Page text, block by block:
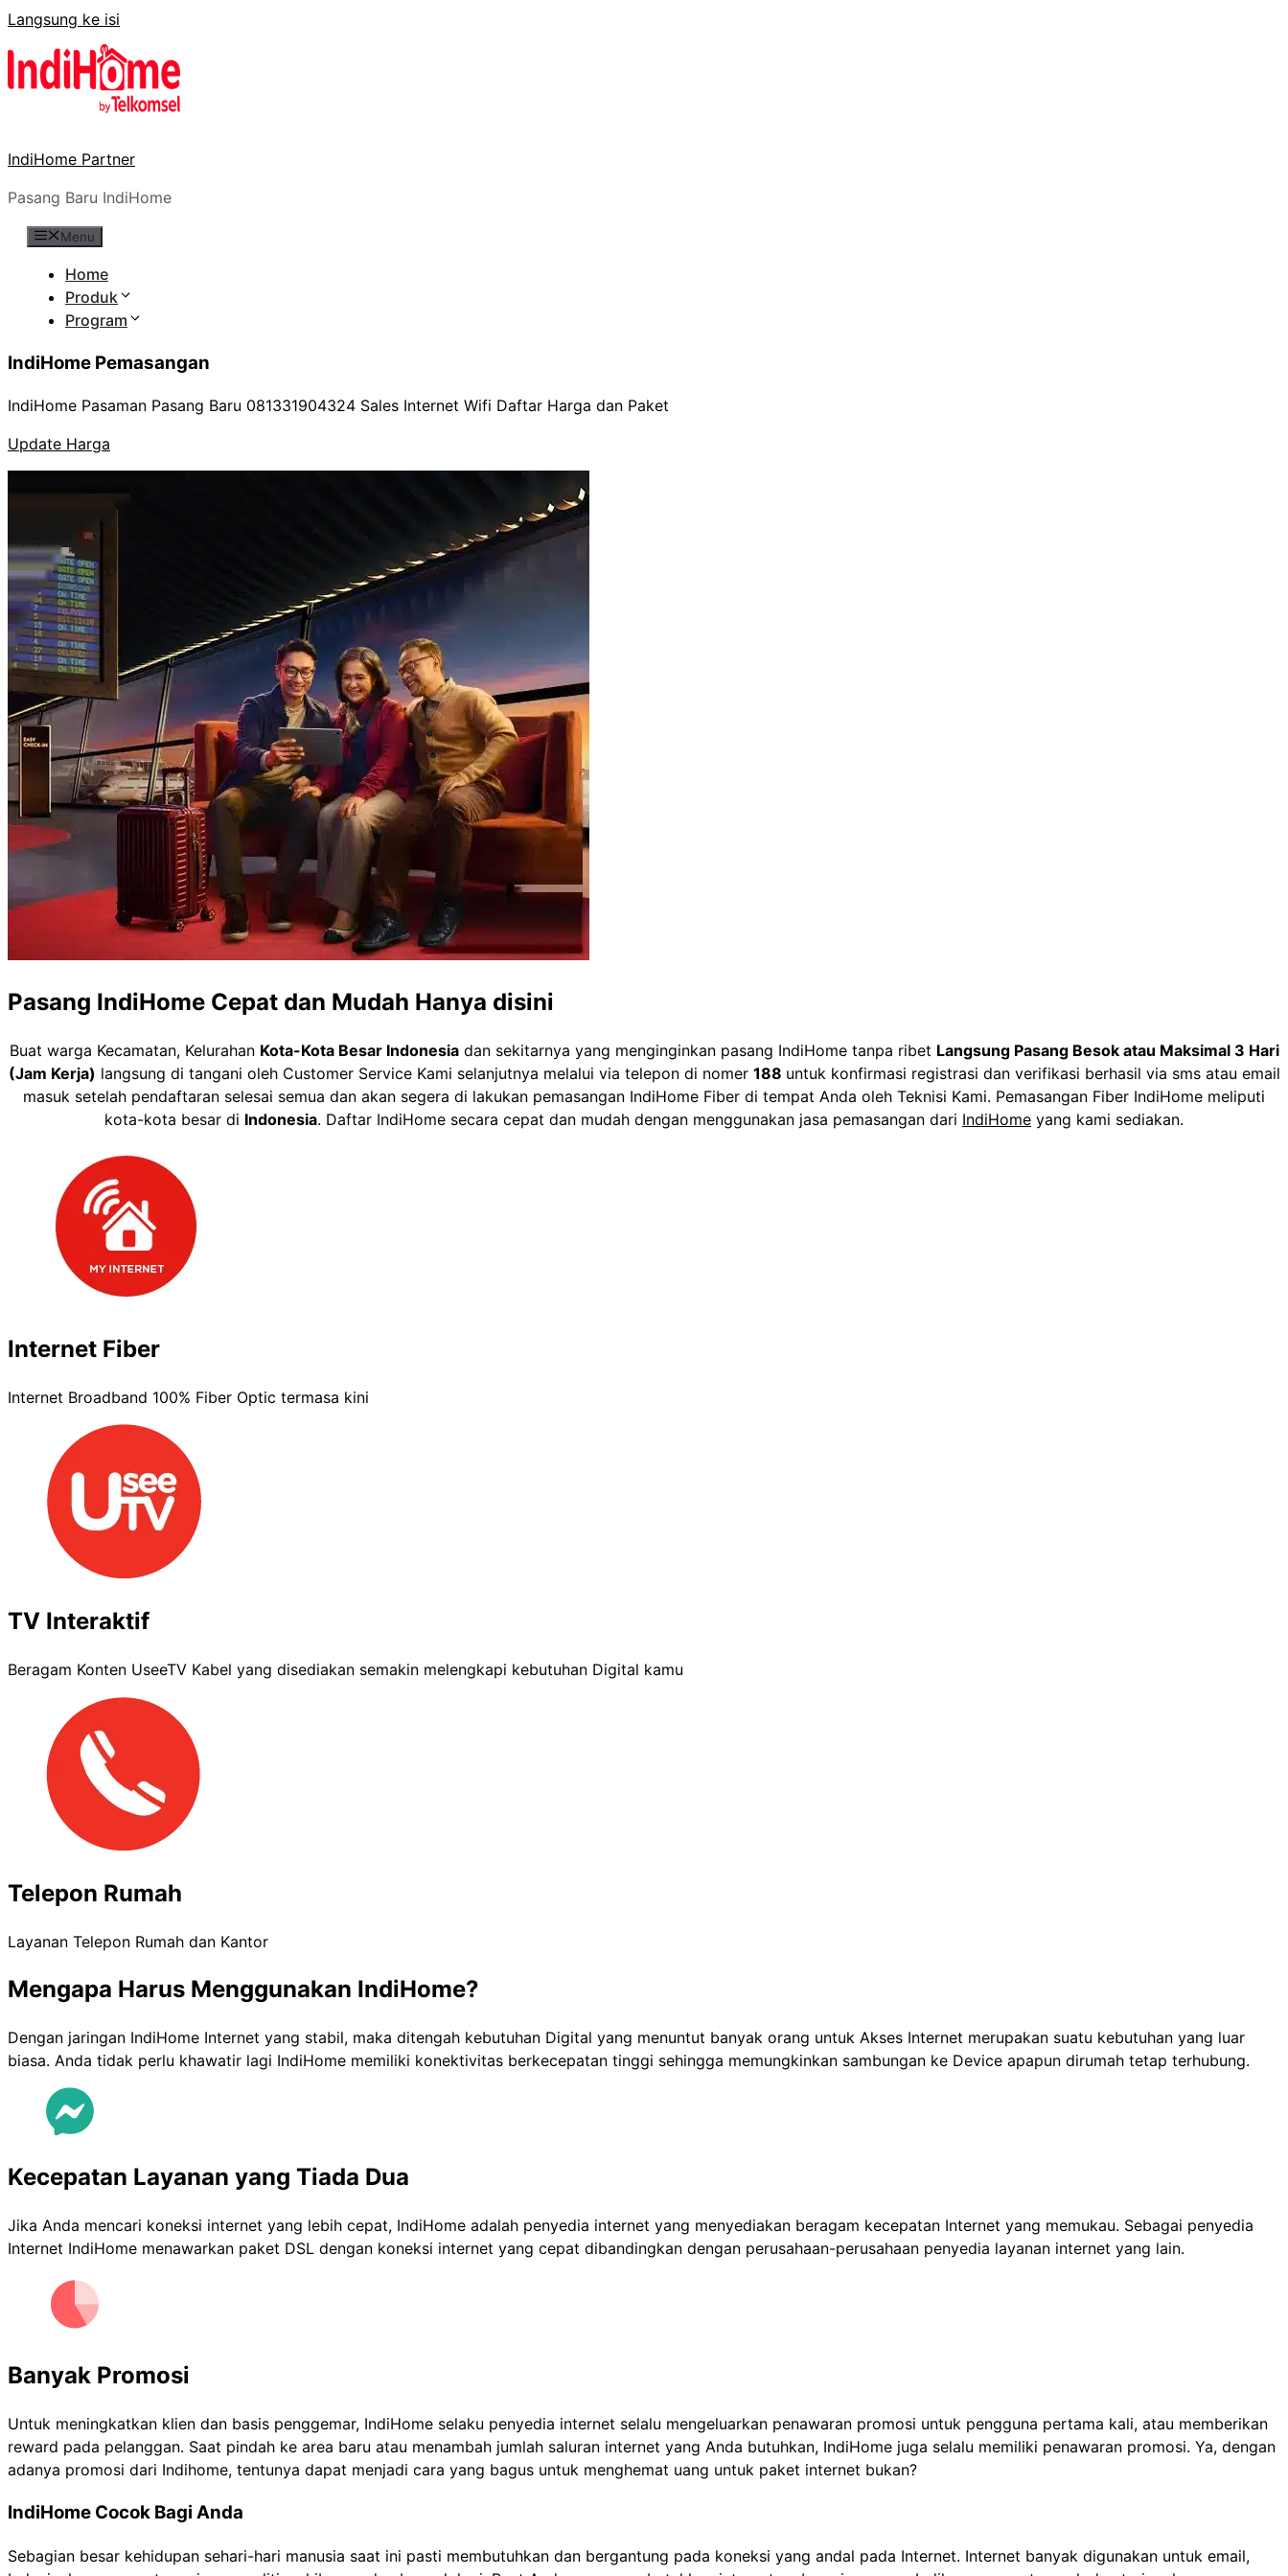
Langsung ke isi
IndiHome Partner
Pasang Baru IndiHome
Menu
Home
Produk
Program
IndiHome Pemasangan
IndiHome Pasaman Pasang Baru 081331904324 Sales Internet Wifi Daftar Harga dan Paket
Update Harga
Pasang IndiHome Cepat dan Mudah Hanya disini
Buat warga Kecamatan, Kelurahan Kota-Kota Besar Indonesiadan sekitarnya yang menginginkan pasang IndiHome tanpa ribet Langsung Pasang Besok atau Maksimal 3 Hari
(Jam Kerja) langsung di tangani oleh Customer Service Kami selanjutnya melalui via telepon di nomer 188 untuk konfirmasi registrasi dan verifikasi berhasil via sms atau email
masuk setelah pendaftaran selesai semua dan akan segera di lakukan pemasangan IndiHome Fiber di tempat Anda oleh Teknisi Kami. Pemasangan Fiber IndiHome meliputi
kota-kota besar di Indonesia. Daftar IndiHome secara cepat dan mudah dengan menggunakan jasa pemasangan dari IndiHome yang kami sediakan.
Internet Fiber
Internet Broadband 100% Fiber Optic termasa kini
TV Interaktif
Beragam Konten UseeTV Kabel yang disediakan semakin melengkapi kebutuhan Digital kamu
Telepon Rumah
Layanan Telepon Rumah dan Kantor
Mengapa Harus Menggunakan IndiHome?
Dengan jaringan IndiHome Internet yang stabil, maka ditengah kebutuhan Digital yang menuntut banyak orang untuk Akses Internet merupakan suatu kebutuhan yang luar
biasa. Anda tidak perlu khawatir lagi IndiHome memiliki konektivitas berkecepatan tinggi sehingga memungkinkan sambungan ke Device apapun dirumah tetap terhubung.
Kecepatan Layanan yang Tiada Dua
Jika Anda mencari koneksi internet yang lebih cepat, IndiHome adalah penyedia internet yang menyediakan beragam kecepatan Internet yang memukau. Sebagai penyedia
Internet IndiHome menawarkan paket DSL dengan koneksi internet yang cepat dibandingkan dengan perusahaan-perusahaan penyedia layanan internet yang lain.
Banyak Promosi
Untuk meningkatkan klien dan basis penggemar, IndiHome selaku penyedia internet selalu mengeluarkan penawaran promosi untuk pengguna pertama kali, atau memberikan
reward pada pelanggan. Saat pindah ke area baru atau menambah jumlah saluran internet yang Anda butuhkan, IndiHome juga selalu memiliki penawaran promosi. Ya, dengan
adanya promosi dari Indihome, tentunya dapat menjadi cara yang bagus untuk menghemat uang untuk paket internet bukan?
IndiHome Cocok Bagi Anda
Sebagian besar kehidupan sehari-hari manusia saat ini pasti membutuhkan dan bergantung pada koneksi yang andal pada Internet. Internet banyak digunakan untuk email,